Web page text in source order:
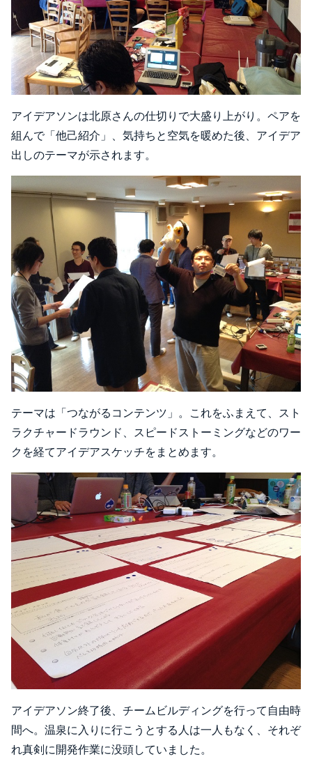
アイデアソンは北原さんの仕切りで大盛り上がり。ペアを
組んで「他己紹介」、気持ちと空気を暖めた後、アイデア
出しのテーマが示されます。
テーマは「つながるコンテンツ」。これをふまえて、スト
ラクチャードラウンド、スピードストーミングなどのワー
クを経てアイデアスケッチをまとめます。
アイデアソン終了後、チームビルディングを行って自由時
間へ。温泉に入りに行こうとする人は一人もなく、それぞ
れ真剣に開発作業に没頭していました。